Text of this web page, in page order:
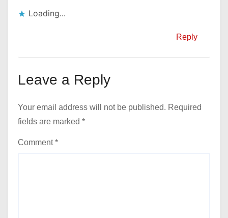
Loading...
Reply
Leave a Reply
Your email address will not be published. Required
fields are marked *
Comment*